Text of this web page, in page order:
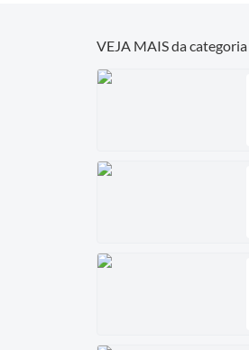
VEJA MAIS da categoria